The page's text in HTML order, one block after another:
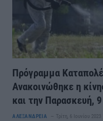
Πρόγραμμα
Ανακοινώθηκε η
και την Παρασκευή, 9
ΑΛΕΞΑΝΔΡΕΙΑ Τρίτη, 6 Ιουνίου